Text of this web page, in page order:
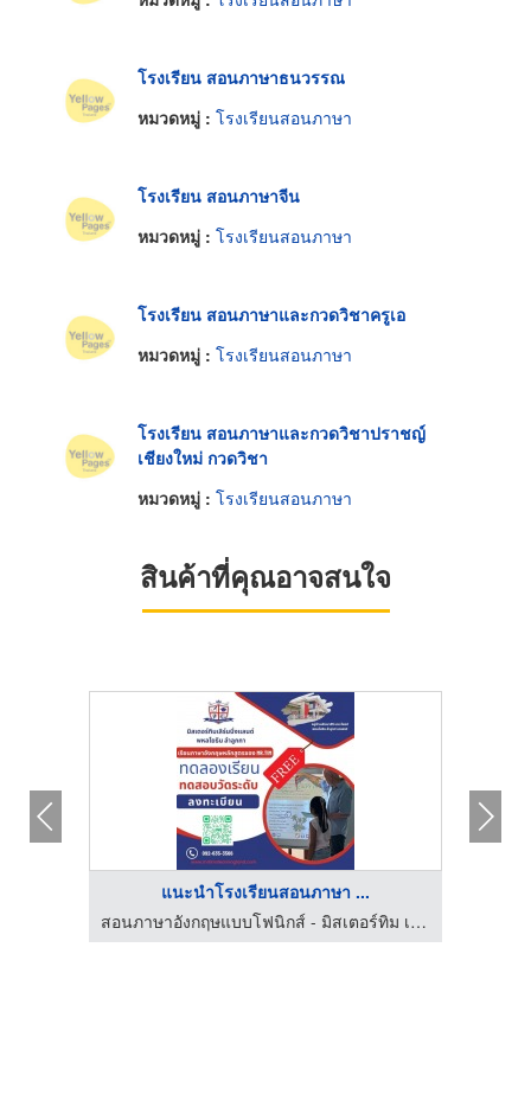
โรงเรียน สอนภาษาธนวรรณ
หมวดหมู่ : โรงเรียนสอนภาษา
โรงเรียน สอนภาษาจีน
หมวดหมู่ : โรงเรียนสอนภาษา
โรงเรียน สอนภาษาและกวดวิชาครูเอ
หมวดหมู่ : โรงเรียนสอนภาษา
โรงเรียน สอนภาษาและกวดวิชาปราชญ์
เชียงใหม่ กวดวิชา
หมวดหมู่ : โรงเรียนสอนภาษา
สินค้าที่คุณอาจสนใจ
แนะนำโรงเรียนสอนภาษา ...
สอนภาษาอังกฤษแบบโฟนิกส์ - มิสเตอร์ทิม เลิร์นนิ่งแลนด์